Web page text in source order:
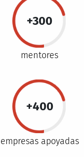
+300
mentores
+400
empresas apoyadas